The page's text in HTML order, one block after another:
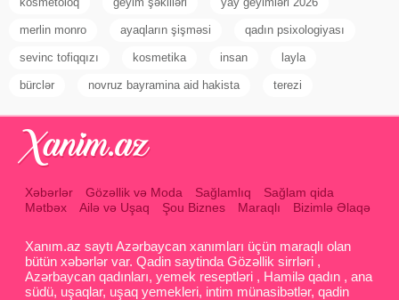
merlin monro ayaqların şişməsi qadın psixologiyası
sevinc tofiqqızı kosmetika insan layla
bürclər novruz bayramina aid hakista terezi
Xəbərlər Gözəllik və Moda Sağlamlıq
Sağlam qida
Mətbəx
Ailə və Uşaq Şou Biznes Maraqlı Bizimlə Əlaqə
Xanım.az saytı Azərbaycan xanımları üçün maraqlı olan
bütün xəbərlər var. Qadin saytinda Gözəllik sirrləri ,
Azərbaycan qadınları, yemek reseptləri , Hamilə qadın , ana
südü, uşaqlar, uşaq yemekleri, intim münasibətlər, qadin